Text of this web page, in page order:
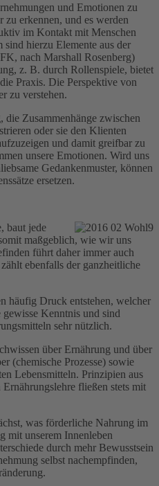
und Emotionen zu
zu erkennen, und es werden
im Kontakt mit Menschen
sind hierzu Elemente aus der
nach Marshall Rosenberg)
z. B. durch Rollenspiele, bietet
Praxis. Die Perspektive von
zu verstehen.
die Zusammenhänge zwischen
oder sie den Klienten
und damit greifbar zu
unsere Emotionen. Wird uns
Gedankenmuster, können
ersetzen.
baut jede
maßgeblich, wie wir uns
führt daher immer auch
ebenfalls der ganzheitliche
häufig Druck entstehen, welcher
Kenntnis und sind
sehr nützlich.
über Ernährung und über
(chemische Prozesse) sowie
Lebensmitteln. Prinzipien aus
fließen stets mit
was förderliche Nahrung im
mit unserem Innenleben
durch mehr Bewusstsein
selbst nachempfinden,